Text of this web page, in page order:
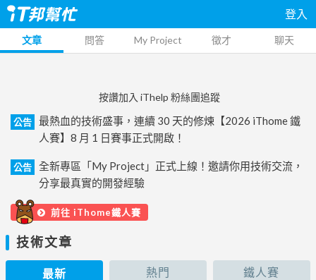
登入
文章 問答 My Project 徵才 聊天
按讚加入 iThelp 粉絲團追蹤
公告
最熱血的技術盛事，連續 30 天的修煉【2026 iThome 鐵
人賽】8 月 1 日賽事正式開啟！
公告
全新專區「My Project」正式上線！邀請你用技術交流，
分享最真實的開發經驗
前往 iThome鐵人賽
技術文章
最新 熱門 鐵人賽